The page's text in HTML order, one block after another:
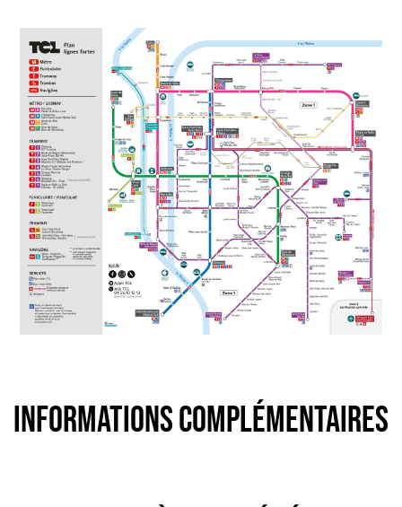
Informations complémentaires